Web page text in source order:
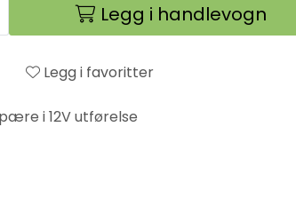
Legg i handlevogn
Legg i favoritter
i 12V utførelse